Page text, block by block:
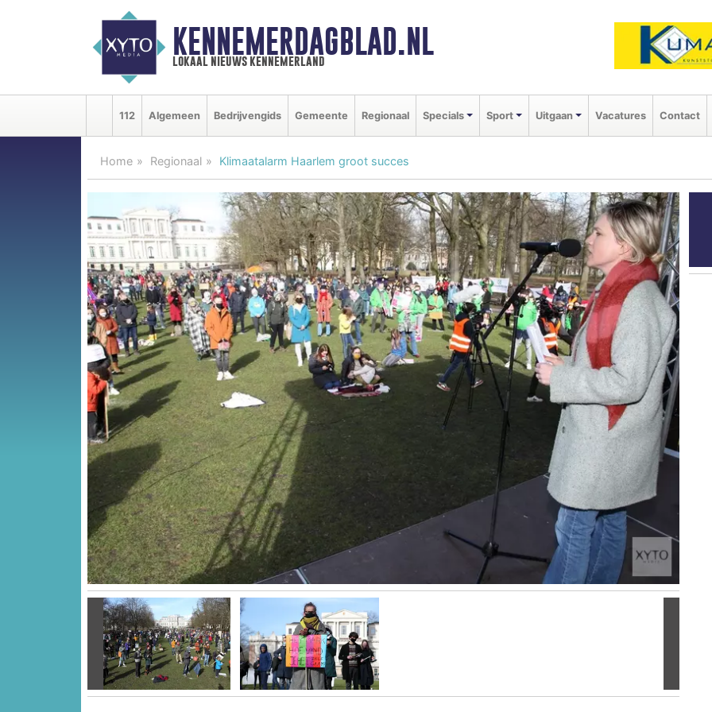
KENNEMERDAGBLAD.NL
lokaal nieuws kennemerland
112 Algemeen Bedrijvengids Gemeente Regionaal Specials Sport Uitgaan Vacatures Contact
Home Regionaal Klimaatalarm Haarlem groot succes
Vorige